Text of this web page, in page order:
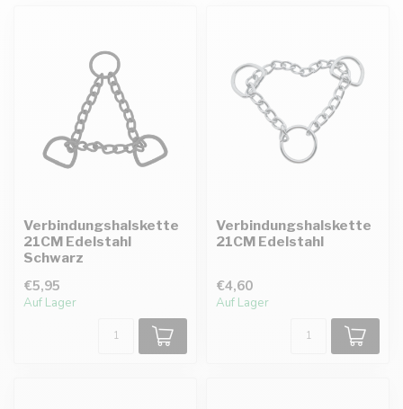
Verbindungshalskette
21CM Edelstahl
Schwarz
€5,95
Auf Lager
Verbindungshalskette
21CM Edelstahl
€4,60
Auf Lager